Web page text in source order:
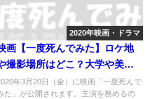
2020年映画・ドラマ
画【一度死んでみた】ロケ地
撮影場所はどこ？大学や美術
など
年3月20日（金）に映画「一度死んで
た」が公開されます。主演を務めるの